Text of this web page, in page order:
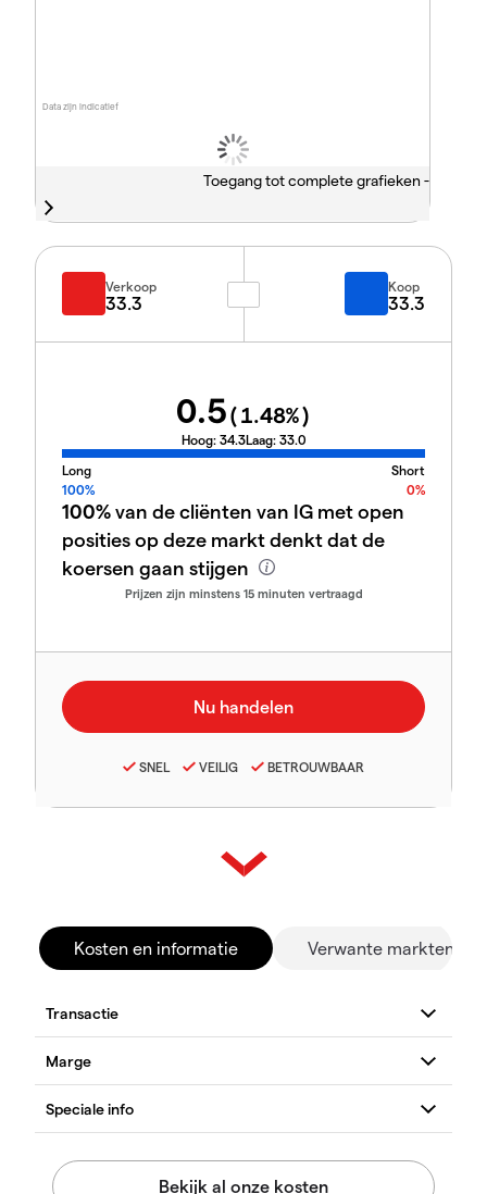
Data zijn indicatief
Toegang tot complete grafieken -
Verkoop
33.3
Koop
33.3
0.5(1.48%)
Hoog: 34.3Laag: 33.0
Long
Short
100%
0%
100%van de cliënten van IG met open
posities op deze markt denkt dat de
koersen gaan stijgen
Prijzen zijn minstens 15 minuten vertraagd
SNEL VEILIG BETROUWBAAR
Kosten en informatie Verwante markten